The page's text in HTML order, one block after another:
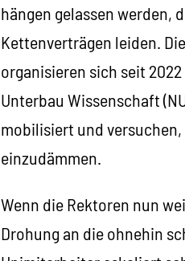
hängen gelassen werden,
Kettenverträgen leiden.
organisieren sich seit
Unterbau Wissenschaft
mobilisiert und
einzudämmen.
Wenn die Rektoren nun
Drohung an die ohnehin